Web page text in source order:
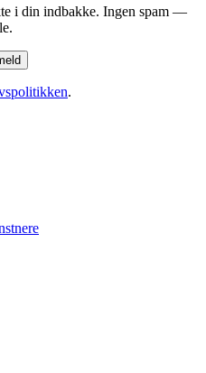
i din indbakke. Ingen spam —
.